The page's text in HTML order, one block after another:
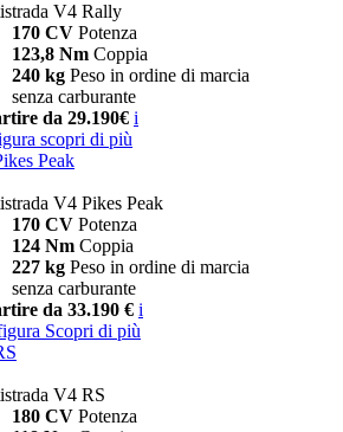
V4 Rally
170 CV Potenza
123,8 Nm Coppia
240 kg Peso in ordine di marcia
senza carburante
da 29.190€ i
scopri di più
Peak
V4 Pikes Peak
170 CV Potenza
124 Nm Coppia
227 kg Peso in ordine di marcia
senza carburante
da 33.190 € i
Scopri di più
V4 RS
180 CV Potenza